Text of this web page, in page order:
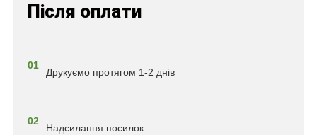
Після оплати
01
Друкуємо протягом 1-2 днів
02
Надсилання посилок